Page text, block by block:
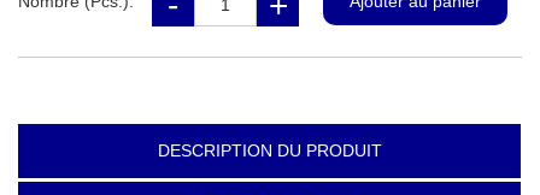
DESCRIPTION DU PRODUIT